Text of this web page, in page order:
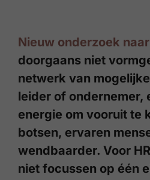
Nieuw onderzoek
doorgaans niet
netwerk van
leider of ondernemer,
energie om vooruit te
botsen, ervaren
wendbaarder. Voor
niet focussen op één